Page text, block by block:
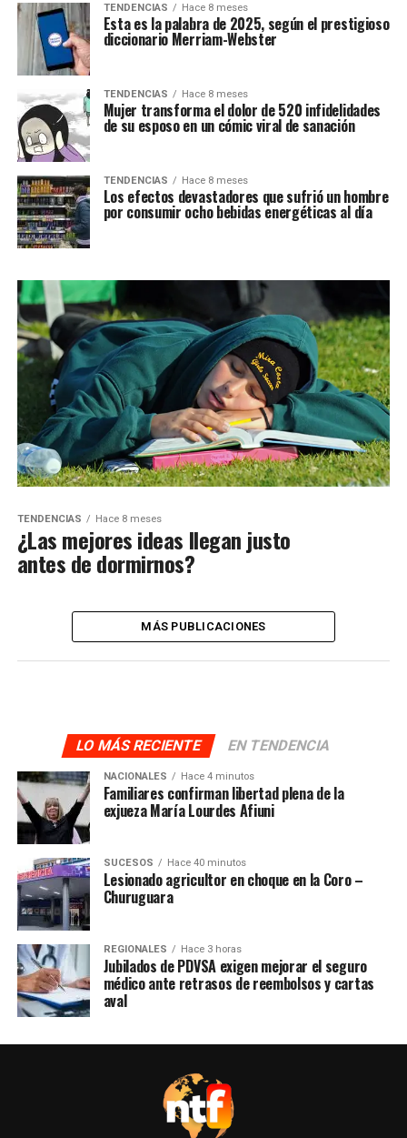
TENDENCIAS Hace 8 meses
Esta es la palabra de 2025, según el prestigioso
diccionario Merriam-Webster
TENDENCIAS Hace 8 meses
Mujer transforma el dolor de 520 infidelidades
de su esposo en un cómic viral de sanación
TENDENCIAS Hace 8 meses
Los efectos devastadores que sufrió un hombre
por consumir ocho bebidas energéticas al día
TENDENCIAS Hace 8 meses
¿Las mejores ideas llegan justo
antes de dormirnos?
MÁS PUBLICACIONES
LO MÁS RECIENTE EN TENDENCIA
NACIONALES Hace 4 minutos
Familiares confirman libertad plena de la
exjueza María Lourdes Afiuni
SUCESOS Hace 40 minutos
Lesionado agricultor en choque en la Coro –
Churuguara
REGIONALES Hace 3 horas
Jubilados de PDVSA exigen mejorar el seguro
médico ante retrasos de reembolsos y cartas
aval